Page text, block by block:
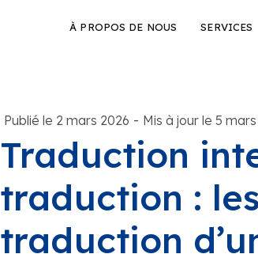
À PROPOS DE NOUS SERVICES
Publié le 2 mars 2026 - Mis à jour le 5
Traduction
traduction :
traduction